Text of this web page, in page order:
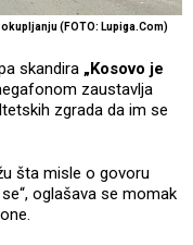
(FOTO: Lupiga.Com)
skandira „Kosovo je
zaustavlja
zgrada da im se
šta misle o govoru
oglašava se momak